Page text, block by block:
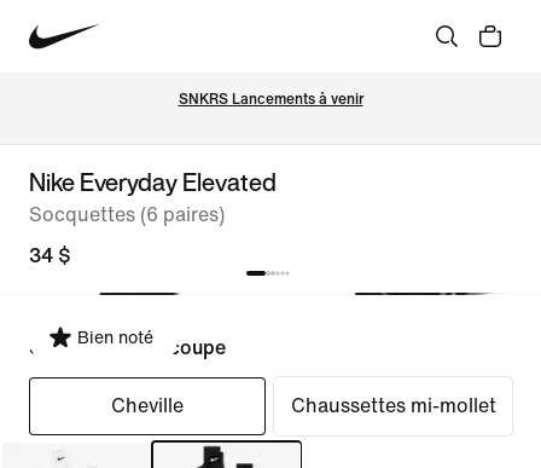
SNKRS Lancements à venir
Nike Everyday Elevated
Socquettes (6 paires)
34 $
Bien noté
Sélectionner la coupe
Cheville Chaussettes mi-mollet